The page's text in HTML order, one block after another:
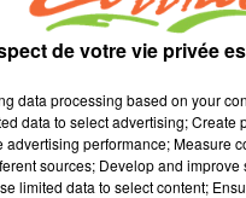
de votre vie privée
data processing based on your
data to select advertising;
performance; Measure
sources; Develop and
limited data to select content;